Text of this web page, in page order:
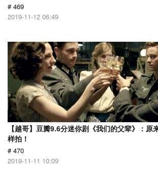
# 469
2019-11-12 06:49
【越哥】豆瓣9.6分迷你剧《我们的父辈》：原
样拍！
# 470
2019-11-11 10:09